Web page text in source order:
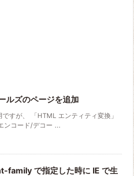
ルズのページを追加
ですが、 「HTML エンティティ変換」
ンコード/デコー ...
family で指定した時に IE で生